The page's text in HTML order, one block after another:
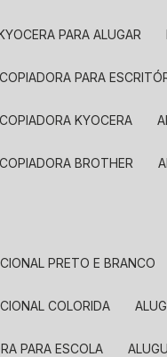
PARA ALUGAR
PARA
KYOCERA
BROTHER
PRETO E BRANCO
COLORIDA
PARA ESCOLA